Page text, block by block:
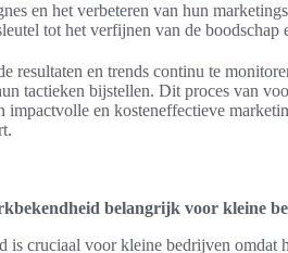
en het verbeteren van hun
tot het verfijnen van de
resultaten en trends continu te
tactieken bijstellen. Dit proces van
impactvolle en kosteneffectieve
belangrijk voor kleine
is cruciaal voor kleine bedrijven omdat